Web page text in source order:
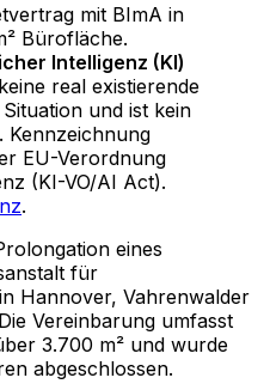
mit BImA in
Bürofläche.
Intelligenz (KI)
real existierende
und ist kein
Kennzeichnung
EU-Verordnung
(KI-VO/AI Act).
.
eines
für
Hannover, Vahrenwalder
Vereinbarung umfasst
3.700 m² und wurde
abgeschlossen.